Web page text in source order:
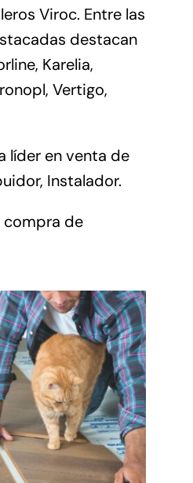
Viroc. Entre las
destacan
Karelia,
Vertigo,
líder en venta de
Instalador.
compra de